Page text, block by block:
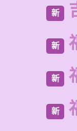
新
新
新
新